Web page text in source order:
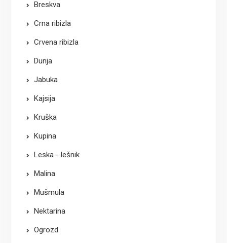
Breskva
Crna ribizla
Crvena ribizla
Dunja
Jabuka
Kajsija
Kruška
Kupina
Leska - lešnik
Malina
Mušmula
Nektarina
Ogrozd